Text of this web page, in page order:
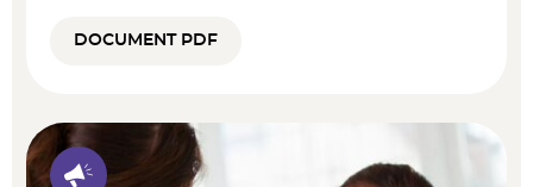
DOCUMENT PDF